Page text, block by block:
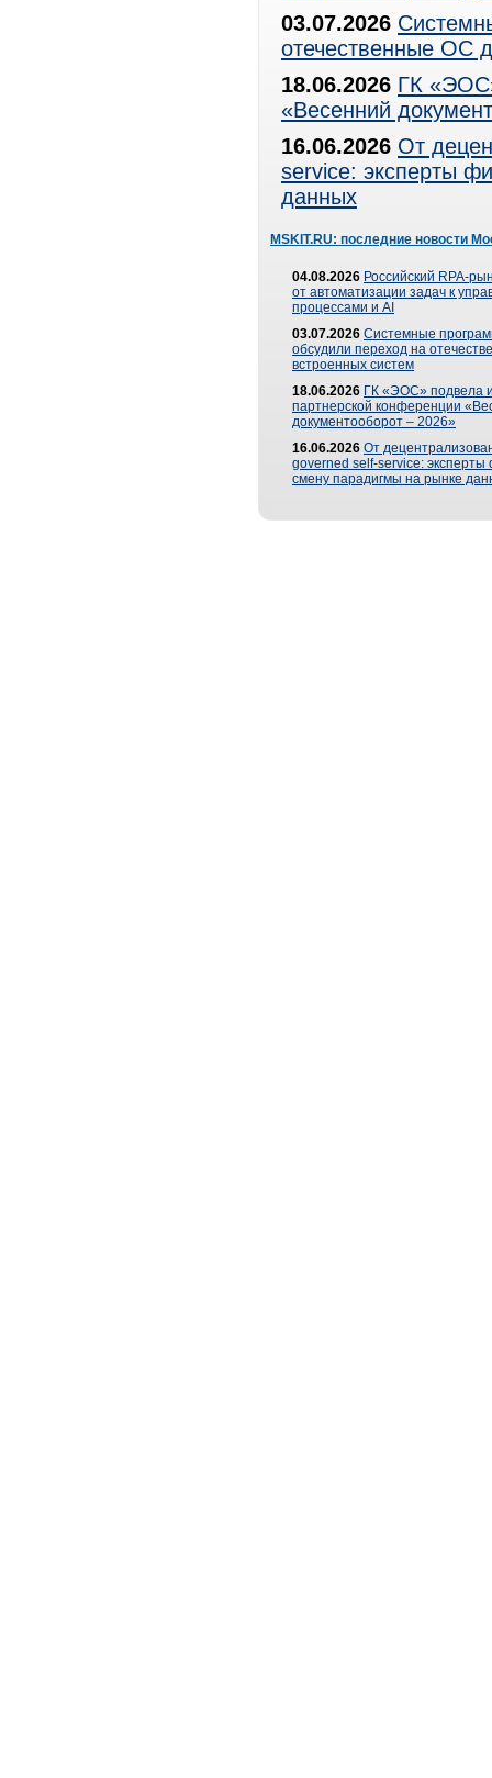
03.07.2026
отечественные ОС
18.06.2026 ГК
«Весенний
16.06.2026 От
service: эксперты
данных
MSKIT.RU: последние новости
04.08.2026 Российский RPA-
от автоматизации задач к
процессами и AI
03.07.2026 Системные
обсудили переход на
встроенных систем
18.06.2026 ГК «ЭОС» подвела
партнерской конференции
документооборот – 2026»
16.06.2026 От
governed self-service: эксперты
смену парадигмы на рынке